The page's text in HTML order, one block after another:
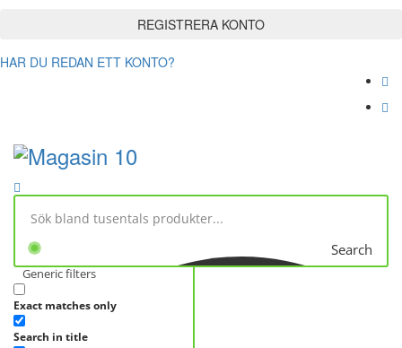
HAR DU REDAN ETT KONTO?
Search
Generic filters
Exact matches only
Search in title
No products in cart.
KATEGORIER